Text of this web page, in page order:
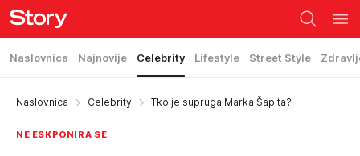
Naslovnica Najnovije Celebrity Lifestyle Street Style
Naslovnica Celebrity Tko je supruga Marka Šapita?
NE ESKPONIRA SE